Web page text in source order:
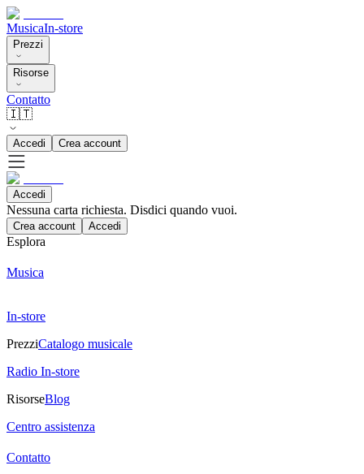
MusicaIn-store
Prezzi
Risorse
Contatto
🇮🇹
Accedi Crea account
Accedi
Nessuna carta richiesta. Disdici quando vuoi.
Crea account Accedi
Esplora
Musica
In-store
PrezziCatalogo musicale
Radio In-store
RisorseBlog
Centro assistenza
Contatto